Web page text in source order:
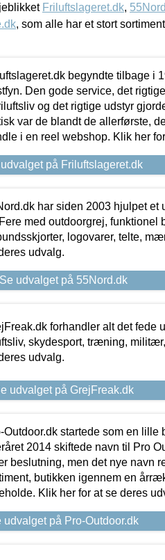
Friluftslageret.dk,
, som alle har et stort
begyndte tilbage i
Den gode service, det
og det rigtige udstyr
var de blandt de allerførste,
i en reel webshop. Klik her
på Friluftslageret.dk
har siden 2003 hjulpet et
med outdoorgrej, funktionel
logovarer, telte,
udvalg.
Se udvalget på 55Nord.dk
forhandler alt det fede
skydesport, træning,
udvalg.
udvalget på GrejFreak.dk
Outdoor.dk startede som en lille
2014 skiftede navn til Pro
beslutning, men det nye navn
butikken igennem en
Klik her for at se deres
udvalget på Pro-Outdoor.dk